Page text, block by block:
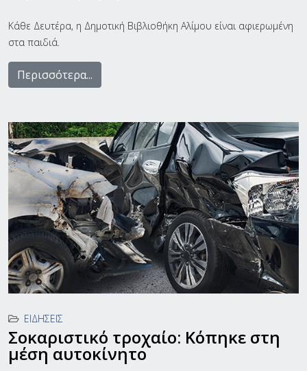
Kάθε Δευτέρα, η Δημοτική Βιβλιοθήκη Αλίμου είναι αφιερωμένη
στα παιδιά.
Περισσότερα...
ΕΙΔΉΣΕΙΣ
Σοκαριστικό τροχαίο: Κόπηκε στη
μέση αυτοκίνητο